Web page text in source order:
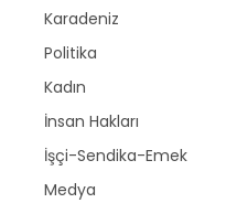
Karadeniz
Politika
Kadın
İnsan Hakları
İşçi-Sendika-Emek
Medya